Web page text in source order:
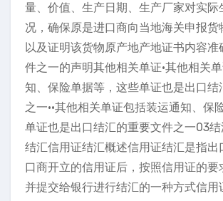
量、价值、生产日期、生产厂家对实际
况，确保原是进口商向当地海关申报货
以及证明该货物原产地产地证书内容准
件之一的声明其他相关单证•其他相关
知、保险单据等，这些单证也是出口结
之一•·其他相关单证包括装运通知、保
单证也是出口结汇的重要文件之一03
结汇信用证结汇概述信用证结汇是指出
口商开立的信用证后，按照信用证的要
并提交给银行进行结汇的一种方式信用